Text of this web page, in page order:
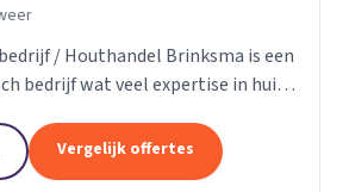
/ Houthandel Brinksma is een
bedrijf wat veel expertise in huis
tot een goed...
Vergelijk offertes